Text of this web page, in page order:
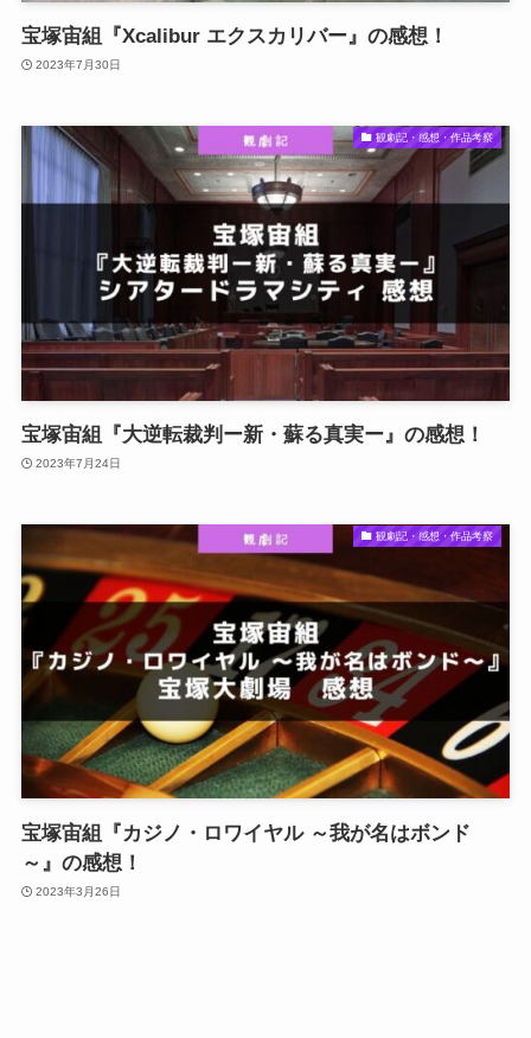
宝塚宙組『Xcalibur エクスカリバー』の感想！
2023年7月30日
観劇記・感想・作品考察
宝塚宙組『大逆転裁判ー新・蘇る真実ー』の感想！
2023年7月24日
観劇記・感想・作品考察
宝塚宙組『カジノ・ロワイヤル ～我が名はボンド
～』の感想！
2023年3月26日